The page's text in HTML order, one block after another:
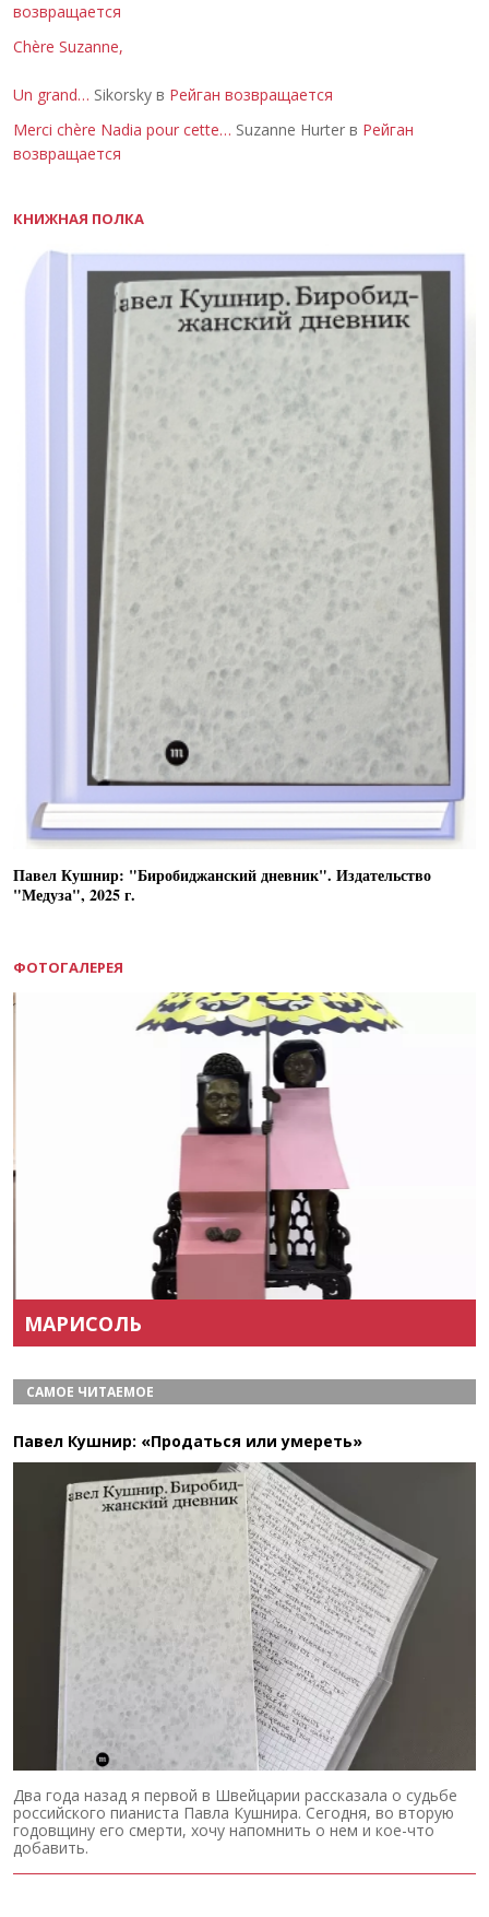
возвращается
Chère Suzanne,
Un grand… Sikorsky в Рейган возвращается
Merci chère Nadia pour cette… Suzanne Hurter в Рейган
возвращается
КНИЖНАЯ ПОЛКА
Павел Кушнир: "Биробиджанский дневник". Издательство
"Медуза", 2025 г.
ФОТОГАЛЕРЕЯ
МАРИСОЛЬ
САМОЕ ЧИТАЕМОЕ
Павел Кушнир: «Продаться или умереть»
Два года назад я первой в Швейцарии рассказала о судьбе
российского пианиста Павла Кушнира. Сегодня, во вторую
годовщину его смерти, хочу напомнить о нем и кое-что
добавить.